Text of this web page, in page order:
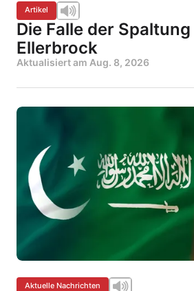
Artikel
Die Falle der
Ellerbrock
Aktualisiert am Aug. 8, 2026
Aktuelle Nachrichten